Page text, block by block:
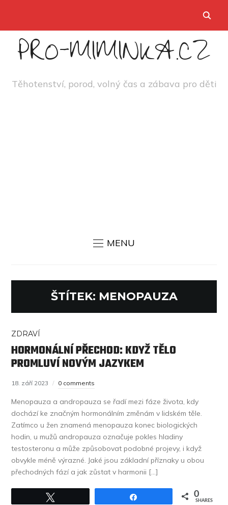
PRO-MIMINKA.CZ
Těhotenství, porod, volný čas a zábava pro děti
MENU
ŠTÍTEK: MENOPAUZA
ZDRAVÍ
HORMONÁLNÍ PŘECHOD: KDYŽ TĚLO
PROMLUVÍ NOVÝM JAZYKEM
18. září 2023 0 comments
Menopauza a andropauza se řadí mezi fáze života, kdy
dochází ke značným hormonálním změnám v lidském těle.
Zatímco u žen znamená menopauza konec biologických
hodin, u mužů andropauza označuje pokles hladiny
testosteronu a může způsobovat podobné projevy, i když
obvykle méně výrazné. Jaké jsou základní příznaky u obou
přechodných fází a jak zůstat v harmonii […]
0
SHARES